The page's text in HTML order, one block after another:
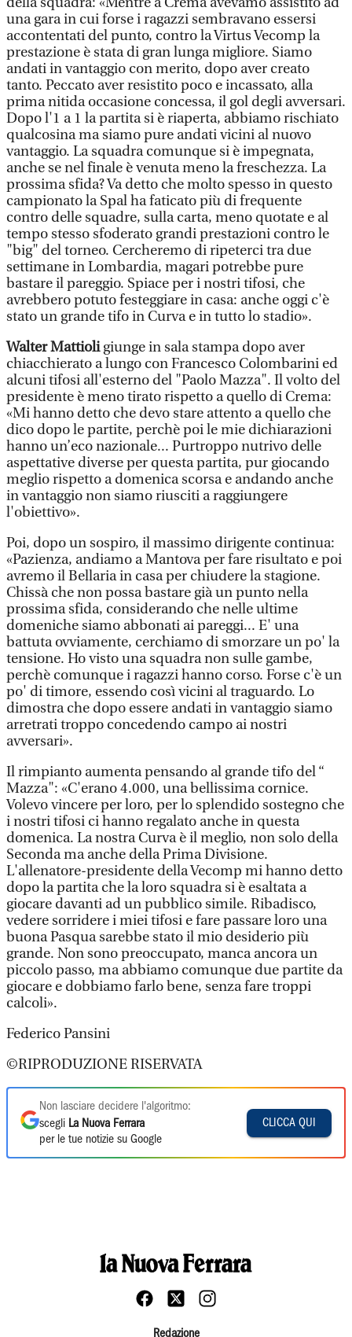
una gara in cui forse i ragazzi sembravano essersi
accontentati del punto, contro la Virtus Vecomp la
prestazione è stata di gran lunga migliore. Siamo
andati in vantaggio con merito, dopo aver creato
tanto. Peccato aver resistito poco e incassato, alla
prima nitida occasione concessa, il gol degli avversari.
Dopo l'1 a 1 la partita si è riaperta, abbiamo rischiato
qualcosina ma siamo pure andati vicini al nuovo
vantaggio. La squadra comunque si è impegnata,
anche se nel finale è venuta meno la freschezza. La
prossima sfida? Va detto che molto spesso in questo
campionato la Spal ha faticato più di frequente
contro delle squadre, sulla carta, meno quotate e al
tempo stesso sfoderato grandi prestazioni contro le
"big" del torneo. Cercheremo di ripeterci tra due
settimane in Lombardia, magari potrebbe pure
bastare il pareggio. Spiace per i nostri tifosi, che
avrebbero potuto festeggiare in casa: anche oggi c'è
stato un grande tifo in Curva e in tutto lo stadio».
Walter Mattioligiunge in sala stampa dopo aver
chiacchierato a lungo con Francesco Colombarini ed
alcuni tifosi all'esterno del "Paolo Mazza". Il volto del
presidente è meno tirato rispetto a quello di Crema:
«Mi hanno detto che devo stare attento a quello che
dico dopo le partite, perchè poi le mie dichiarazioni
hanno un’eco nazionale... Purtroppo nutrivo delle
aspettative diverse per questa partita, pur giocando
meglio rispetto a domenica scorsa e andando anche
in vantaggio non siamo riusciti a raggiungere
l'obiettivo».
Poi, dopo un sospiro, il massimo dirigente continua:
«Pazienza, andiamo a Mantova per fare risultato e poi
avremo il Bellaria in casa per chiudere la stagione.
Chissà che non possa bastare già un punto nella
prossima sfida, considerando che nelle ultime
domeniche siamo abbonati ai pareggi... E' una
battuta ovviamente, cerchiamo di smorzare un po' la
tensione. Ho visto una squadra non sulle gambe,
perchè comunque i ragazzi hanno corso. Forse c'è un
po' di timore, essendo così vicini al traguardo. Lo
dimostra che dopo essere andati in vantaggio siamo
arretrati troppo concedendo campo ai nostri
avversari».
Il rimpianto aumenta pensando al grande tifo del “
Mazza": «C'erano 4.000, una bellissima cornice.
Volevo vincere per loro, per lo splendido sostegno che
i nostri tifosi ci hanno regalato anche in questa
domenica. La nostra Curva è il meglio, non solo della
Seconda ma anche della Prima Divisione.
L'allenatore-presidente della Vecomp mi hanno detto
dopo la partita che la loro squadra si è esaltata a
giocare davanti ad un pubblico simile. Ribadisco,
vedere sorridere i miei tifosi e fare passare loro una
buona Pasqua sarebbe stato il mio desiderio più
grande. Non sono preoccupato, manca ancora un
piccolo passo, ma abbiamo comunque due partite da
giocare e dobbiamo farlo bene, senza fare troppi
calcoli».
Federico Pansini
©RIPRODUZIONE RISERVATA
Non lasciare decidere l'algoritmo:
scegli La Nuova Ferrara
per le tue notizie su Google
CLICCA QUI
Redazione